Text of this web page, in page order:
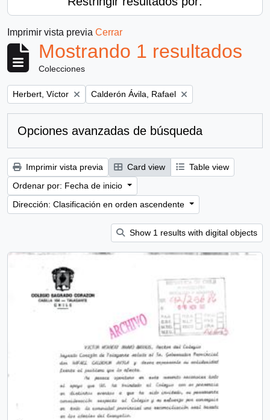
Imprimir vista previa Cerrar
Mostrando 1 resultados
Colecciones
Remove filter:
Herbert, Víctor Remove filter:
Calderón Ávila, Rafael
Opciones avanzadas de búsqueda
Imprimir vista previa Card view
Table view
Ordenar por: Fecha de inicio
Dirección: Clasificación en orden ascendente
Show 1 results with digital objects